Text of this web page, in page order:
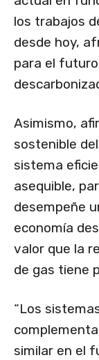
los trabajos
desde hoy,
para el
Asimismo,
sostenible
sistema
asequible,
desempeñe
economía
valor que la
de gas tiene
“Los
similar en el